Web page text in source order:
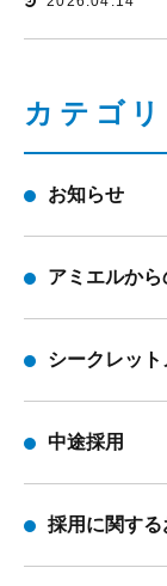
カテゴリ
お知らせ
アミエルか
シークレッ
中途採用
採用に関する